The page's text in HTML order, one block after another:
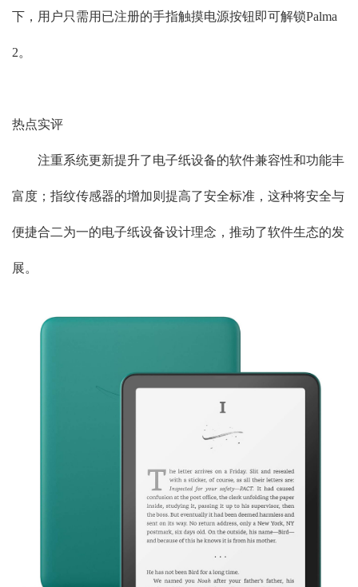
下，用户只需用已注册的手指触摸电源按钮即可解锁Palma
2。
热点实评
注重系统更新提升了电子纸设备的软件兼容性和功能丰
富度；指纹传感器的增加则提高了安全标准，这种将安全与
便捷合二为一的电子纸设备设计理念，推动了软件生态的发
展。